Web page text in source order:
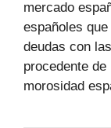
mercado
españoles
deudas con
procedente
morosidad